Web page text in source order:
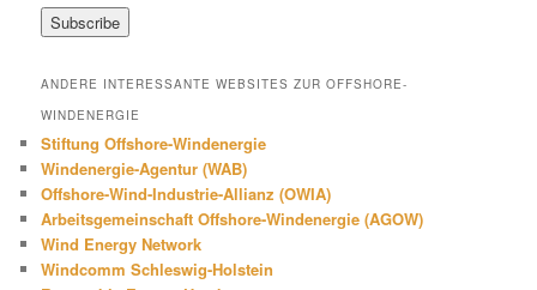
ANDERE INTERESSANTE WEBSITES ZUR OFFSHORE-
WINDENERGIE
Stiftung Offshore-Windenergie
Windenergie-Agentur (WAB)
Offshore-Wind-Industrie-Allianz (OWIA)
Arbeitsgemeinschaft Offshore-Windenergie (AGOW)
Wind Energy Network
Windcomm Schleswig-Holstein